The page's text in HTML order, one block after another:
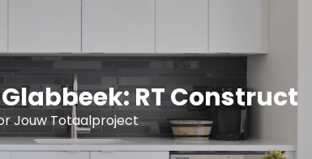
RT Construct
Jouw Totaalproject